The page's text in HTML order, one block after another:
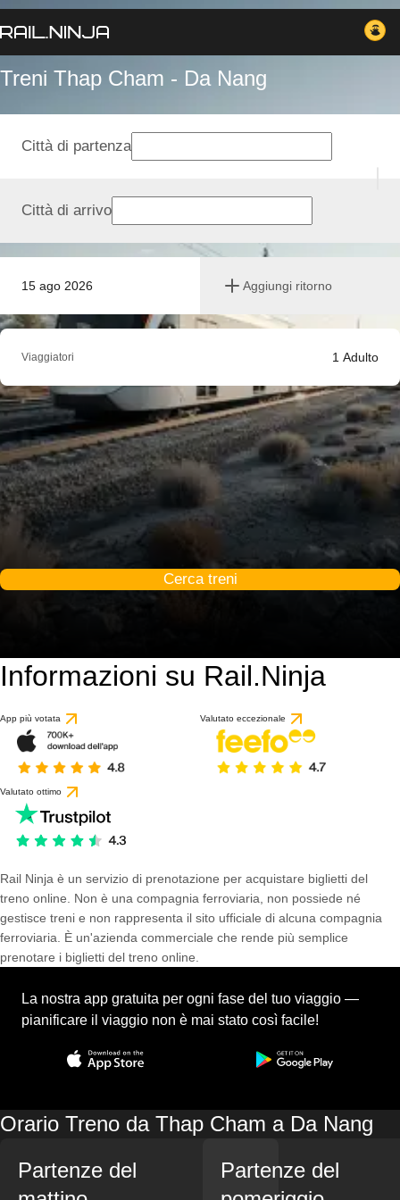
Treni Thap Cham - Da Nang
15 ago 2026 Aggiungi ritorno
Città di partenza
Città di arrivo
Viaggiatori 1 Adulto
Cerca treni
Informazioni su Rail.Ninja
App più votata Valutato eccezionale
Valutato ottimo
Rail Ninja è un servizio di prenotazione per acquistare biglietti del
treno online. Non è una compagnia ferroviaria, non possiede né
gestisce treni e non rappresenta il sito ufficiale di alcuna compagnia
ferroviaria. È un'azienda commerciale che rende più semplice
prenotare i biglietti del treno online.
La nostra app gratuita per ogni fase del tuo viaggio —
pianificare il viaggio non è mai stato così facile!
Orario Treno da Thap Cham a Da Nang
Partenze del
Partenze del